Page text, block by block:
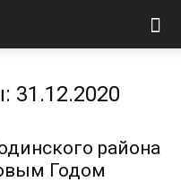
31.12.2020
района
Годом